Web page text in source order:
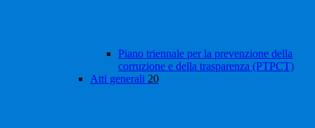
Piano triennale per la prevenzione della
corruzione e della trasparenza (PTPCT)
Atti generali 20